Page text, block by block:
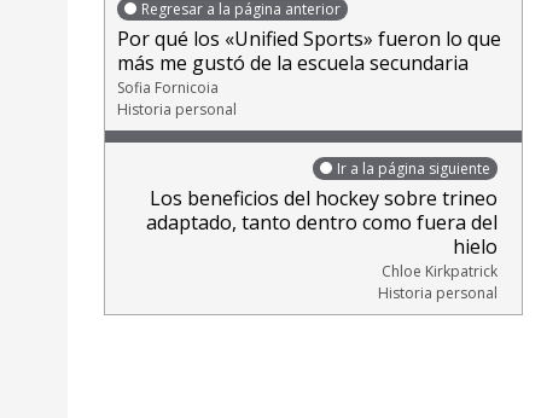
Regresar a la página anterior
Por qué los «Unified Sports» fueron lo que
más me gustó de la escuela secundaria
Sofia Fornicoia
Historia personal
Ir a la página siguiente
Los beneficios del hockey sobre trineo
adaptado, tanto dentro como fuera del
hielo
Chloe Kirkpatrick
Historia personal